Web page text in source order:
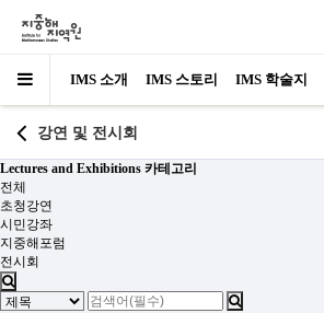
IMS 소개 IMS 스토리 IMS 학술지
강연 및 전시회
Lectures and Exhibitions 카테고리
전체
초청강연
시민강좌
지중해포럼
전시회